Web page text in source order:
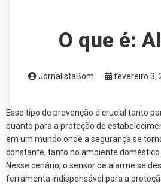
O que é:
JornalistaBom fevereiro 3,
Esse tipo de prevenção é crucial tanto
quanto para a proteção de
em um mundo onde a segurança se
constante, tanto no ambiente doméstico
Nesse cenário, o sensor de alarme se
ferramenta indispensável para a